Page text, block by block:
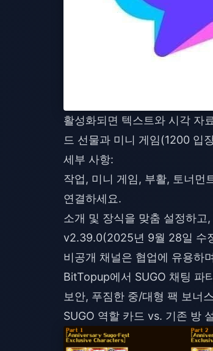
활성화되면 텍스트와 시각 자
드 선물과 미니 게임(1200 입
세부 사항:
작업, 미니 게임, 부활, 토너먼
연결하세요.
소개 및 장식을 맞춤 설정하
v2.39.0(2025년 9월 28일 수
비공개 채널은 협업에 유용하
BitTopup에서 SUGO 채팅 파
보안, 푸짐한 중/대형 팩 보너
SUGO 역할 카드 vs. 기존 방